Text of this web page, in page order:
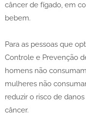
câncer de fígado, em
bebem.
Para as pessoas que
Controle e Prevenção
homens não
mulheres não
reduzir o risco de
câncer.